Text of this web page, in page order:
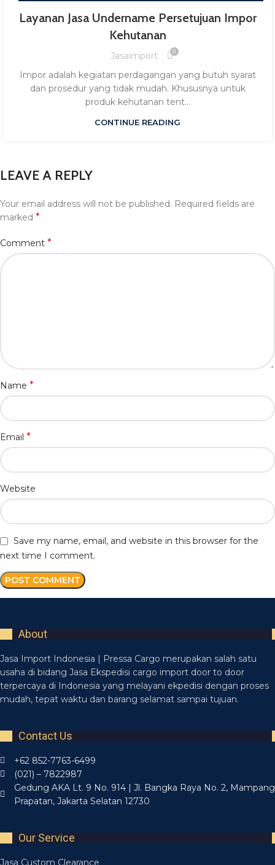
Layanan Jasa Undername Persetujuan Impor
Kehutanan
Jasaimport 0
Impor adalah kegiatan perdagangan yang butuh syarat
dan prosedur yang tidak mudah. Khususnya untuk
produk kehutanan tent...
CONTINUE READING
LEAVE A REPLY
Your email address will not be published. Required fields are
marked *
Comment *
Name *
Email *
Website
Save my name, email, and website in this browser for the
next time I comment.
About
Jasa Import Indonesia | Pressa Cargo merupakan salah satu
usaha di bidang Jasa Ekspedisi cargo import door to door
terpercaya di Indonesia yang melayani ekpedisi dengan proses
mudah, tepat waktu dan barang selamat sampai tujuan.
Contact Us
+62 852-7763-6499
(021) – 7822987
Gedung AKA Lt. 9 No. 914 | Jl. Bangka Raya No. 2, Mampang
Prapatan, Jakarta Selatan 12730
Our Service
Jasa Custom Clearance